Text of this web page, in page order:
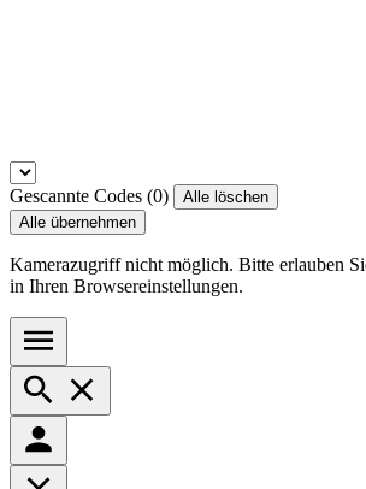
Gescannte Codes (0)
Alle löschen
Alle übernehmen
Kamerazugriff nicht möglich. Bitte erlauben
in Ihren Browsereinstellungen.